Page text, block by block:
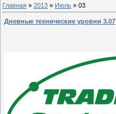
Главная » 2013 » Июль » 03
Дневные технические уровни 3.07